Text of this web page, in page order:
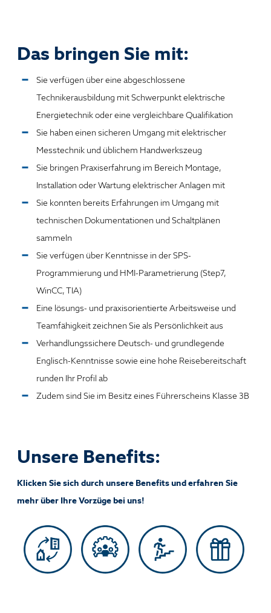
Das bringen Sie mit:
Sie verfügen über eine abgeschlossene
Technikerausbildung mit Schwerpunkt elektrische
Energietechnik oder eine vergleichbare Qualifikation
Sie haben einen sicheren Umgang mit elektrischer
Messtechnik und üblichem Handwerkszeug
Sie bringen Praxiserfahrung im Bereich Montage,
Installation oder Wartung elektrischer Anlagen mit
Sie konnten bereits Erfahrungen im Umgang mit
technischen Dokumentationen und Schaltplänen
sammeln
Sie verfügen über Kenntnisse in der SPS-
Programmierung und HMI-Parametrierung (Step7,
WinCC, TIA)
Eine lösungs- und praxisorientierte Arbeitsweise und
Teamfähigkeit zeichnen Sie als Persönlichkeit aus
Verhandlungssichere Deutsch- und grundlegende
Englisch-Kenntnisse sowie eine hohe Reisebereitschaft
runden Ihr Profil ab
Zudem sind Sie im Besitz eines Führerscheins Klasse 3B
Unsere Benefits:
Klicken Sie sich durch unsere Benefits und erfahren Sie
mehr über Ihre Vorzüge bei uns!